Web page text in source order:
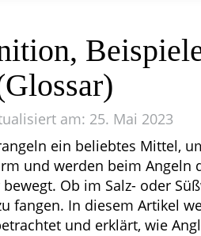
am: 25. Mai 2023
ein beliebtes Mittel,
und werden beim Angeln
Ob im Salz- oder
fangen. In diesem Artikel
und erklärt, wie